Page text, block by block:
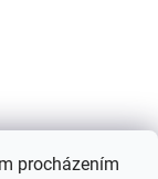
procházením